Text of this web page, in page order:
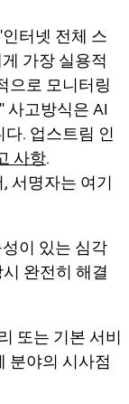
터넷 전체 스
가장 실용적
으로 모니터링
사고방식은 AI
. 업스트림 인
사항.
서명자는 여기
이 있는 심각
완전히 해결
또는 기본 서비
분야의 시사점